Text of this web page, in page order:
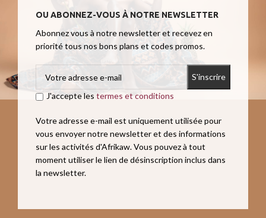
OU ABONNEZ-VOUS À NOTRE NEWSLETTER
Abonnez vous à notre newsletter et recevez en
priorité tous nos bons plans et codes promos.
J'accepte les termes et conditions
Votre adresse e-mail est uniquement utilisée pour
vous envoyer notre newsletter et des informations
sur les activités d'Afrikaw. Vous pouvez à tout
moment utiliser le lien de désinscription inclus dans
la newsletter.